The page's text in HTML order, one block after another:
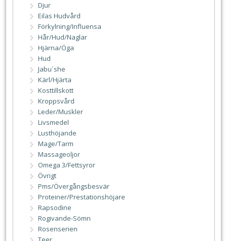
Djur
Eilas Hudvård
Förkylning/Influensa
Hår/Hud/Naglar
Hjärna/Öga
Hud
Jabu´she
Kärl/Hjärta
Kosttillskott
Kroppsvård
Leder/Muskler
Livsmedel
Lusthöjande
Mage/Tarm
Massageoljor
Omega 3/Fettsyror
Övrigt
Pms/Övergångsbesvär
Proteiner/Prestationshöjare
Rapsodine
Rogivande-Sömn
Rosenserien